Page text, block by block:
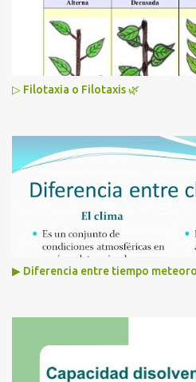
▷ Filotaxia o Filotaxis 🌿
▶ Diferencia entre tiempo